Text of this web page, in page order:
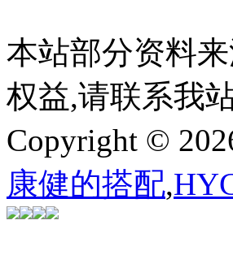
本站部分资料
权益,请联系我
Copyright ©
康健的搭配,